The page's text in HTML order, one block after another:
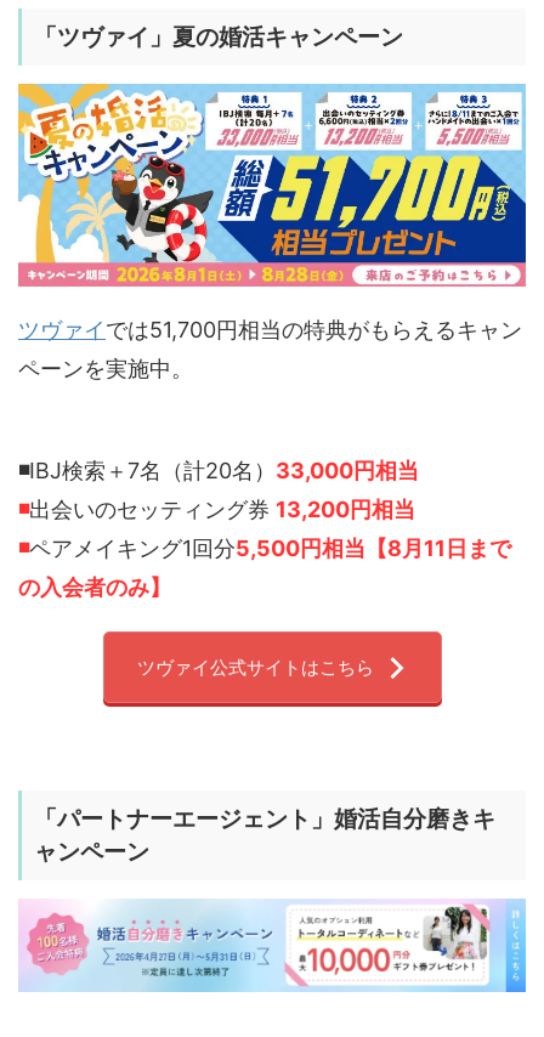
「ツヴァイ」夏の婚活キャンペーン
ツヴァイでは51,700円相当の特典がもらえるキャン
ペーンを実施中。
◾️IBJ検索＋7名（計20名） 33,000円相当
◾️出会いのセッティング券 13,200円相当
◾️ペアメイキング1回分5,500円相当【8月11日まで
の入会者のみ】
ツヴァイ公式サイトはこちら
「パートナーエージェント 」婚活自分磨きキ
ャンペーン